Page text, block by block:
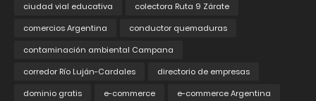
ciudad vial educativa
colectora Ruta 9 Zárate
comercios Argentina
conductor quemaduras
contaminación ambiental Campana
corredor Río Luján-Cardales
directorio de empresas
dominio gratis
e-commerce
e-commerce Argentina